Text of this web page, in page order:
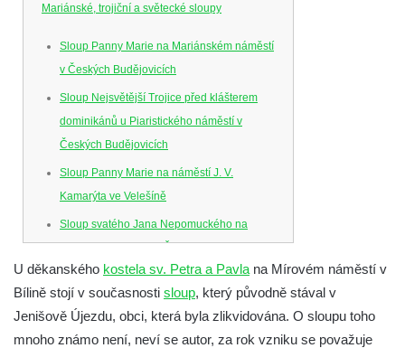
Mariánské, trojiční a světecké sloupy
Sloup Panny Marie na Mariánském náměstí
v Českých Budějovicích
Sloup Nejsvětější Trojice před klášterem
dominikánů u Piaristického náměstí v
Českých Budějovicích
Sloup Panny Marie na náměstí J. V.
Kamarýta ve Velešíně
Sloup svatého Jana Nepomuckého na
náměstí J. Gurreho v Římově
Sloup Nejsvětější Trojice v Mirošovicích
Sloup se sochou Bolestného Krista (Ecce
Homo) na zahradě zámku Chrámce
U děkanského kostela sv. Petra a Pavla na Mírovém náměstí v
Bílině stojí v současnosti sloup, který původně stával v
Jenišově Újezdu, obci, která byla zlikvidována. O sloupu toho
mnoho známo není, neví se autor, za rok vzniku se považuje